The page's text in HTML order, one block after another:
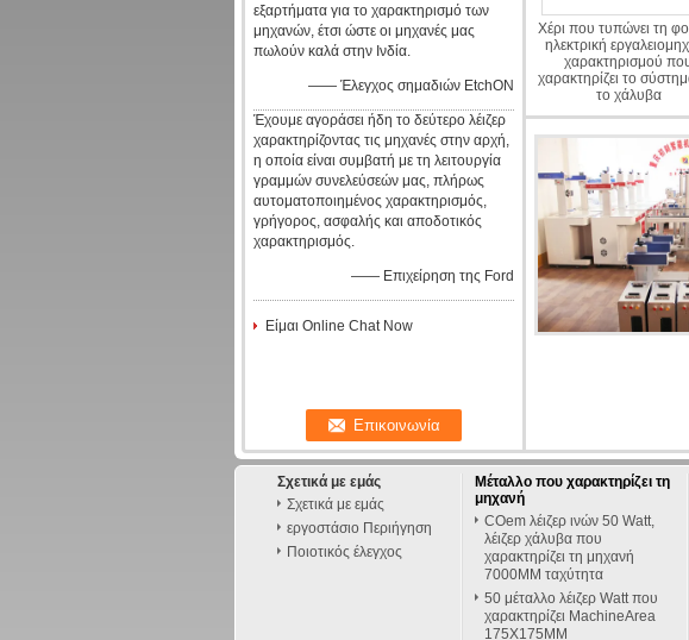
εξαρτήματα για το χαρακτηρισμό των
μηχανών, έτσι ώστε οι μηχανές μας
πωλούν καλά στην Ινδία.
—— Έλεγχος σημαδιών EtchON
Έχουμε αγοράσει ήδη το δεύτερο λέιζερ
χαρακτηρίζοντας τις μηχανές στην αρχή,
η οποία είναι συμβατή με τη λειτουργία
γραμμών συνελεύσεών μας, πλήρως
αυτοματοποιημένος χαρακτηρισμός,
γρήγορος, ασφαλής και αποδοτικός
χαρακτηρισμός.
—— Επιχείρηση της Ford
Είμαι Online Chat Now
Χέρι που τυπώνει τη
ηλεκτρική
χαρακτηρισμού
χαρακτηρίζει το
το χάλυβα
Σχετικά με εμάς
Σχετικά με εμάς
εργοστάσιο Περιήγηση
Ποιοτικός έλεγχος
Μέταλλο που χαρακτηρίζει τη
μηχανή
COem λέιζερ ινών 50 Watt,
λέιζερ χάλυβα που
χαρακτηρίζει τη μηχανή
7000MM ταχύτητα
50 μέταλλο λέιζερ Watt που
χαρακτηρίζει MachineArea
175X175MM